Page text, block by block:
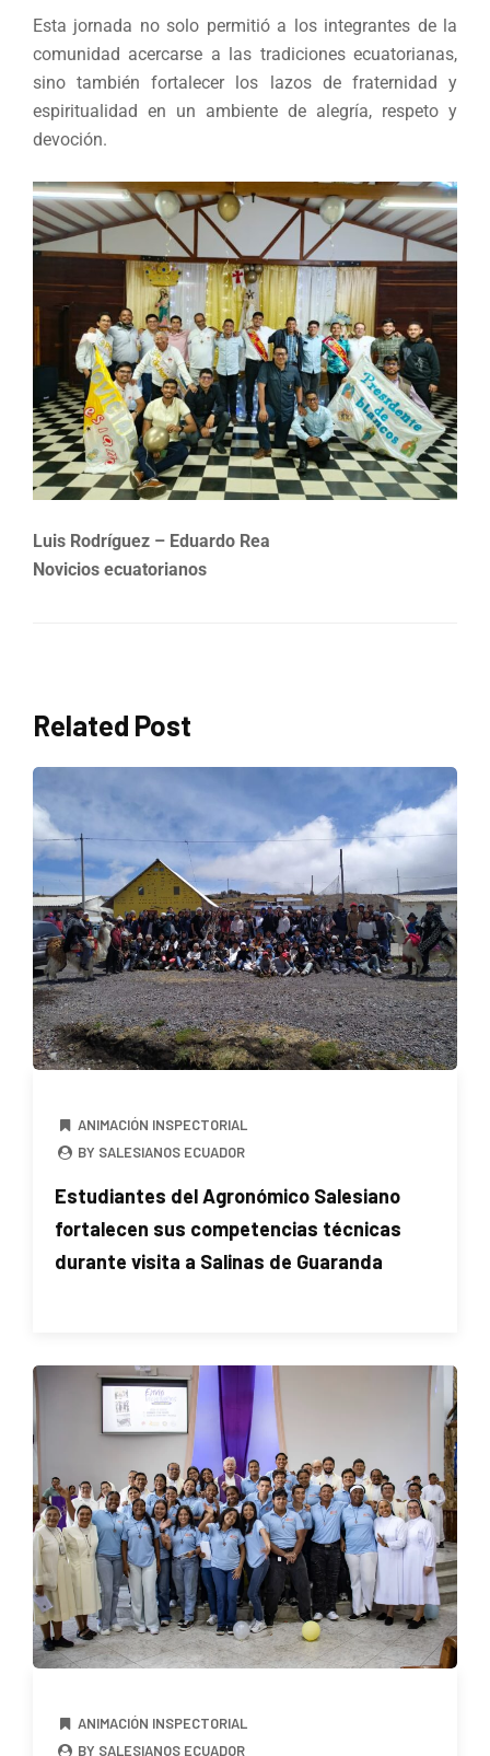
Esta jornada no solo permitió a los integrantes de la
comunidad acercarse a las tradiciones ecuatorianas,
sino también fortalecer los lazos de fraternidad y
espiritualidad en un ambiente de alegría, respeto y
devoción.
Luis Rodríguez – Eduardo Rea
Novicios ecuatorianos
Related Post
ANIMACIÓN INSPECTORIAL
BY SALESIANOS ECUADOR
Estudiantes del Agronómico Salesiano
fortalecen sus competencias técnicas
durante visita a Salinas de Guaranda
ANIMACIÓN INSPECTORIAL
BY SALESIANOS ECUADOR